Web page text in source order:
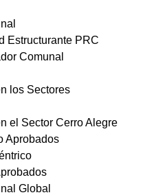
Estructurante PRC
Comunal
los Sectores
el Sector Cerro Alegre
Aprobados
Global